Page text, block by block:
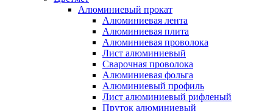
Алюминиевый прокат
Алюминиевая лента
Алюминиевая плита
Алюминиевая проволока
Лист алюминиевый
Сварочная проволока
Алюминиевая фольга
Алюминиевый профиль
Лист алюминиевый рифленый
Пруток алюминиевый